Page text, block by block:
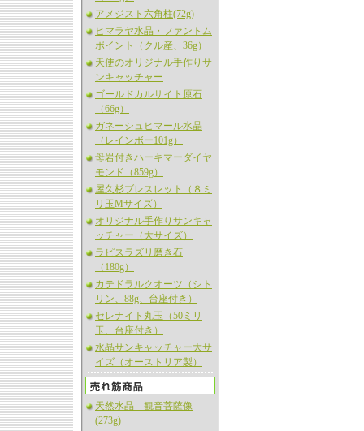
アメジスト六角柱(72g)
ヒマラヤ水晶・ファントム
ポイント（クル産、36g）
天使のオリジナル手作りサ
ンキャッチャー
ゴールドカルサイト原石
（66g）
ガネーシュヒマール水晶
（レインボー101g）
母岩付きハーキマーダイヤ
モンド（859g）
屋久杉ブレスレット（８ミ
リ玉Mサイズ）
オリジナル手作りサンキャ
ッチャー（大サイズ）
ラピスラズリ磨き石
（180g）
カテドラルクオーツ（シト
リン、88g、台座付き）
セレナイト丸玉（50ミリ
玉、台座付き）
水晶サンキャッチャー大サ
イズ（オーストリア製）
天然水晶 観音菩薩像
(273g)